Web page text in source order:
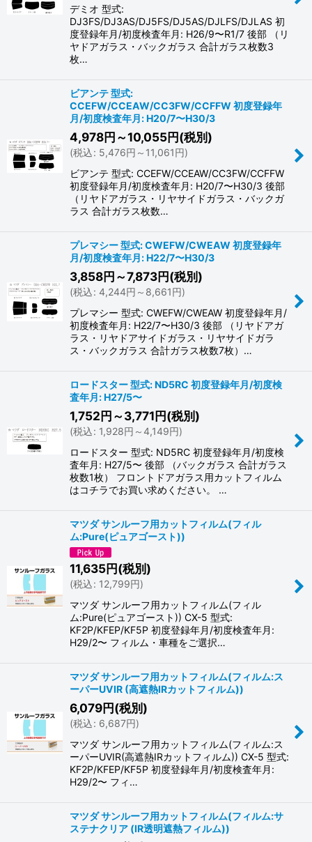
デミオ 型式:
DJ3FS/DJ3AS/DJ5FS/DJ5AS/DJLFS/DJLAS 初
度登録年月/初度検査年月: H26/9〜R1/7 後部 （リ
ヤドアガラス・バックガラス 合計ガラス枚数3
枚…
ビアンテ 型式:
CCEFW/CCEAW/CC3FW/CCFFW 初度登録年
月/初度検査年月: H20/7〜H30/3
4,978円～10,055円(税別)
(税込: 5,476円 ～11,061円)
ビアンテ 型式: CCEFW/CCEAW/CC3FW/CCFFW
初度登録年月/初度検査年月: H20/7〜H30/3 後部
（リヤドアガラス・リヤサイドガラス・バックガ
ラス 合計ガラス枚数…
プレマシー 型式: CWEFW/CWEAW 初度登録年
月/初度検査年月: H22/7〜H30/3
3,858円～7,873円(税別)
(税込: 4,244円 ～8,661円)
プレマシー 型式: CWEFW/CWEAW 初度登録年月/
初度検査年月: H22/7〜H30/3 後部 （リヤドアガ
ラス・リヤドアサイドガラス・リヤサイドガラ
ス・バックガラス 合計ガラス枚数7枚）…
ロードスター 型式: ND5RC 初度登録年月/初度検
査年月: H27/5〜
1,752円～3,771円(税別)
(税込: 1,928円 ～4,149円)
ロードスター 型式: ND5RC 初度登録年月/初度検
査年月: H27/5〜 後部 （バックガラス 合計ガラス
枚数1枚） フロントドアガラス用カットフィルム
はコチラでお買い求めください。 …
マツダ サンルーフ用カットフィルム(フィル
ム:Pure(ピュアゴースト))
11,635円(税別)
(税込: 12,799円)
マツダ サンルーフ用カットフィルム(フィル
ム:Pure(ピュアゴースト)) CX-5 型式:
KF2P/KFEP/KF5P 初度登録年月/初度検査年月:
H29/2〜 フィルム・車種をご選択…
マツダ サンルーフ用カットフィルム(フィルム:ス
ーパーUVIR (高遮熱IRカットフィルム))
6,079円(税別)
(税込: 6,687円)
マツダ サンルーフ用カットフィルム(フィルム:ス
ーパーUVIR(高遮熱IRカットフィルム)) CX-5 型式:
KF2P/KFEP/KF5P 初度登録年月/初度検査年月:
H29/2〜 フィ…
マツダ サンルーフ用カットフィルム(フィルム:サ
ステナクリア (IR透明遮熱フィルム))